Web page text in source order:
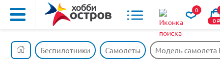
0
0o
Беспилотники Самолеты Модель самолета